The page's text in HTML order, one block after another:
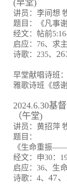
(早堂)
讲员：李间想
题目：《凡事谢
经文：帖前
启应：76、求
诗歌：235、
早堂献唱诗班：
雅歌诗班《感谢
2024.6.30基
（午堂)
讲员：黄招萍
题目：
《生命重振——
经文：申30：
启应：36、生
诗歌：4、 47